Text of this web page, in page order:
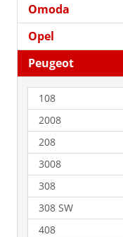
Omoda
Opel
Peugeot
108
2008
208
3008
308
308 SW
408